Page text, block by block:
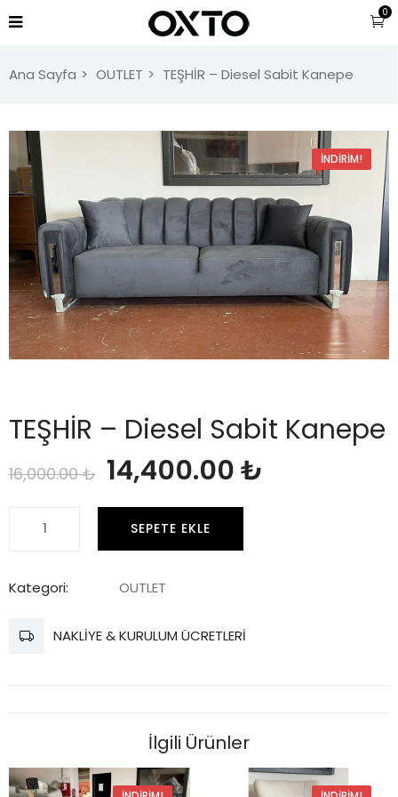
0
Ana Sayfa OUTLET TEŞHİR – Diesel Sabit Kanepe
İNDIRIM!
TEŞHİR – Diesel Sabit Kanepe
16,000.00₺ Orijinal
fiyat:
16,000.00 ₺.
14,400.00₺
Sabit
adet
SEPETE EKLE
Kategori: OUTLET
NAKLİYE & KURULUM ÜCRETLERİ
İlgili Ürünler